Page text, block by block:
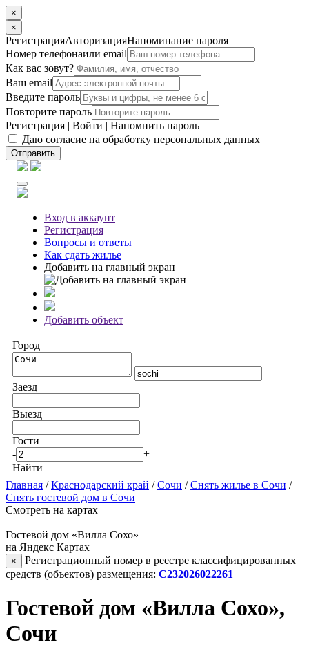
×
×
РегистрацияАвторизацияНапоминание пароля
Номер телефонаили email
Как вас зовут?
Ваш email
Введите пароль
Повторите пароль
Регистрация | Войти | Напомнить пароль
Даю согласие на обработку персональных данных
Отправить
Вход в аккаунт
Регистрация
Вопросы и ответы
Как сдать жилье
Добавить на главный экран
Добавить объект
Город
Заезд
Выезд
Гости
-
+
Найти
Главная /Краснодарский край /Сочи /Снять жилье в Сочи /
Снять гостевой дом в Сочи
Смотреть на картах
Гостевой дом «Вилла Сохо»
на Яндекс Картах
×
Регистрационный номер в реестре классифицированных
средств (объектов) размещения: С232026022261
Гостевой дом «Вилла Сохо»,
Сочи